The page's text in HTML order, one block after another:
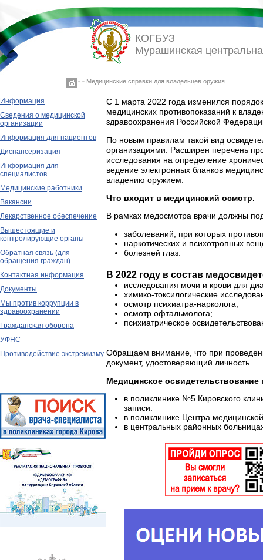
◦ ◦ Медицинские справки для владельцев оружия
КОГБУЗ
Мурашинская
Информация
Сведения о медицинской
организации
Информация для пациентов
Диспансеризация
Информация для
специалистов
Медицинские работники
Вакансии
Лекарственное обеспечение
Вышестоящие и
контролирующие органы
Обратная связь (для
обращения граждан)
Контактная информация
Документы
Мы против коррупции в
здравоохранении
Гражданская оборона
УФНС
Противодействие экстремизму
С 1 марта 2022 года изменился
медицинских противопоказаний к
здравоохранения Российской
По новым правилам такой вид
организациями. Расширен перечень
исследования на определение
ведение электронных бланков
владению оружием.
Что входит в медицинский осмотр.
В рамках медосмотра врачи должны
заболеваний, при которых
наркотических и психотропных
болезней глаз.
В 2022 году в состав
исследования мочи и крови для
химико-токсилогические
осмотр психиатра-нарколога;
осмотр офтальмолога;
психиатрическое
Обращаем внимание, что при
документ, удостоверяющий личность.
Медицинское освидетельствование
в поликлинике №5 Кировского
записи.
в поликлинике Центра
в центральных районных